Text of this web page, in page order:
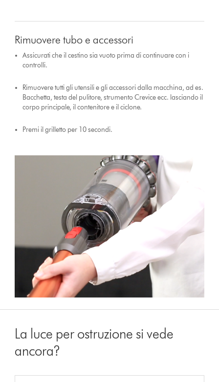
Rimuovere tubo e accessori
Assicurati che il cestino sia vuoto prima di continuare con i
controlli.
Rimuovere tutti gli utensili e gli accessori dalla macchina, ad es.
Bacchetta, testa del pulitore, strumento Crevice ecc. lasciando il
corpo principale, il contenitore e il ciclone.
Premi il grilletto per 10 secondi.
La luce per ostruzione si vede
ancora?